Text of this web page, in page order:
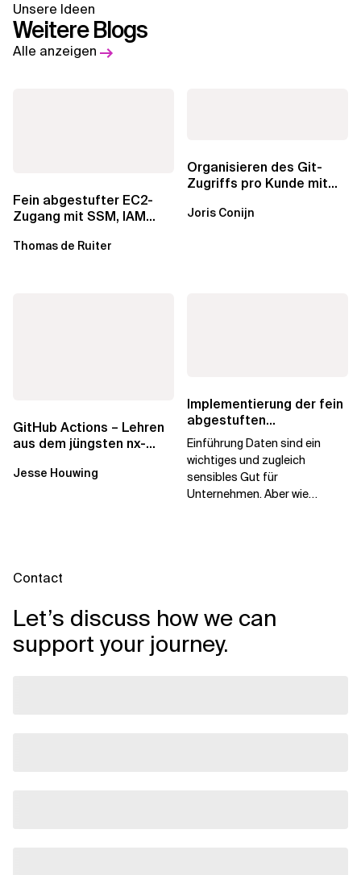
Unsere Ideen
Weitere Blogs
Alle anzeigen
Fein abgestufter EC2-
Zugang mit SSM, IAM
Thomas de Ruiter
Organisieren des Git-
Zugriffs pro Kunde mit
Joris Conijn
GitHub Actions – Lehren
aus dem jüngsten nx-
Jesse Houwing
Implementierung der fein
abgestuften
Autorisierung in
Databricks Unity Catalog
Einführung Daten sind ein
wichtiges und zugleich
sensibles Gut für
Unternehmen. Aber wie
Contact
Let’s discuss how we can
support your journey.